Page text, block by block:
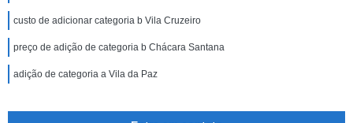
custo de adicionar categoria b Vila Cruzeiro
preço de adição de categoria b Chácara Santana
adição de categoria a Vila da Paz